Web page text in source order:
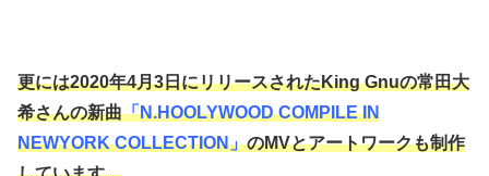
更には2020年4月3日にリリースされたKing Gnuの常田大
希さんの新曲「N.HOOLYWOOD COMPILE IN
NEWYORK COLLECTION」のMVとアートワークも制作